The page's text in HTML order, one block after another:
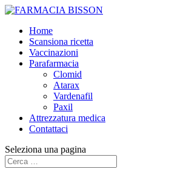
Home
Scansiona ricetta
Vaccinazioni
Parafarmacia
Clomid
Atarax
Vardenafil
Paxil
Attrezzatura medica
Contattaci
Seleziona una pagina